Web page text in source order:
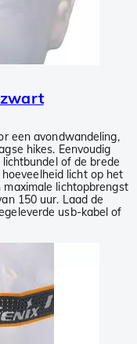
een avondwandeling,
hikes. Eenvoudig
of de brede
licht op het
lichtopbrengst
150 uur. Laad de
usb-kabel of